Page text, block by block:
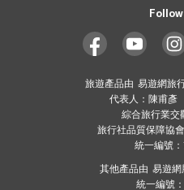
旅遊產品由 易遊網旅
代表人：陳甫彥
綜合旅行業交
旅行社品質保障協
統一編號
其他產品由 易遊
統一編號